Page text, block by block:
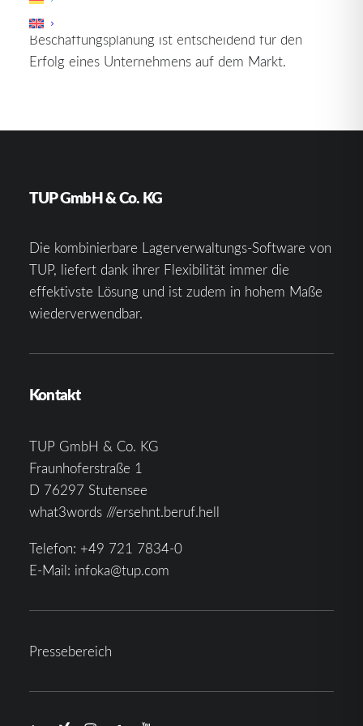
Lieferkette. Eine präzise und durchdachte
Beschaffungsplanung ist entscheidend für den
Erfolg eines Unternehmens auf dem Markt.
TUP GmbH & Co. KG
Die kombinierbare Lagerverwaltungs-Software von
TUP, liefert dank ihrer Flexibilität immer die
effektivste Lösung und ist zudem in hohem Maße
wiederverwendbar.
Kontakt
TUP GmbH & Co. KG
Fraunhoferstraße 1
D 76297 Stutensee
what3words ///ersehnt.beruf.hell
Telefon: +49 721 7834-0
E-Mail: infoka@tup.com
Pressebereich